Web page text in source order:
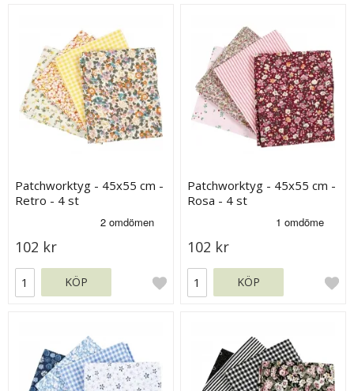
Patchworktyg - 45x55 cm -
Retro - 4 st
102 kr
KÖP
Patchworktyg - 45x55 cm -
Rosa - 4 st
102 kr
KÖP